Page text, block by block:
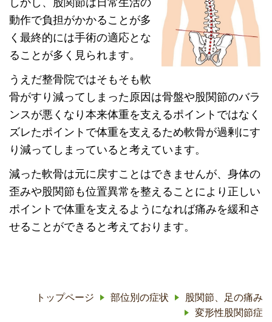
動作で負担がかかることが多
く最終的には手術の適応とな
ることが多く見られます。
うえだ整骨院ではそもそも軟
骨がすり減ってしまった原因は骨盤や股関節のバラ
ンスが悪くなり本来体重を支えるポイントではなく
ズレたポイントで体重を支えるため軟骨が過剰にす
り減ってしまっていると考えています。
減った軟骨は元に戻すことはできませんが、 身体の
歪みや股関節も位置異常を整えることにより正しい
ポイントで体重を支えるようになれば痛みを緩和さ
せることができると考えております。
トップページ 部位別の症状
股関節、足の痛み
変形性股関節症